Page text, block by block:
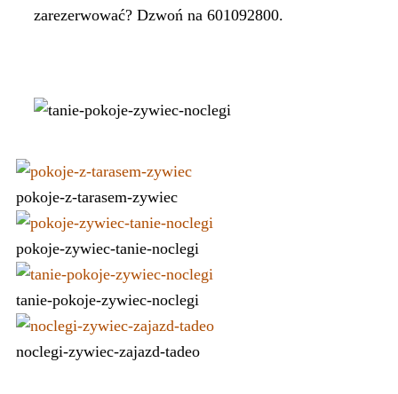
zarezerwować? Dzwoń na 601092800.
pokoje-z-tarasem-zywiec
pokoje-zywiec-tanie-noclegi
tanie-pokoje-zywiec-noclegi
noclegi-zywiec-zajazd-tadeo